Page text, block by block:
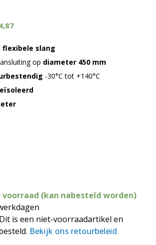
flexibele slang
op diameter 450 mm
-30°C tot +140°C
voorraad (kan nabesteld worden)
Dit is een niet-voorraadartikel en
Bekijk ons retourbeleid